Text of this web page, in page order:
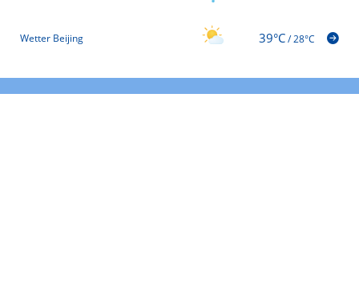
Wetter Beijing 39°C/28°C